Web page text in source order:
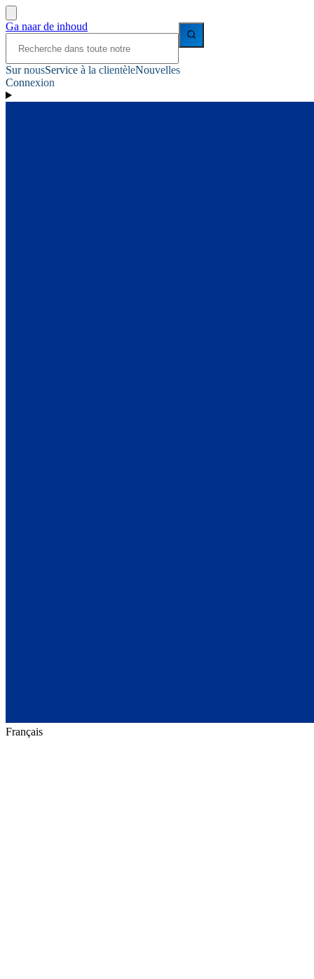
Ga naar de inhoud
Sur nousService à la clientèleNouvelles
Connexion
Français